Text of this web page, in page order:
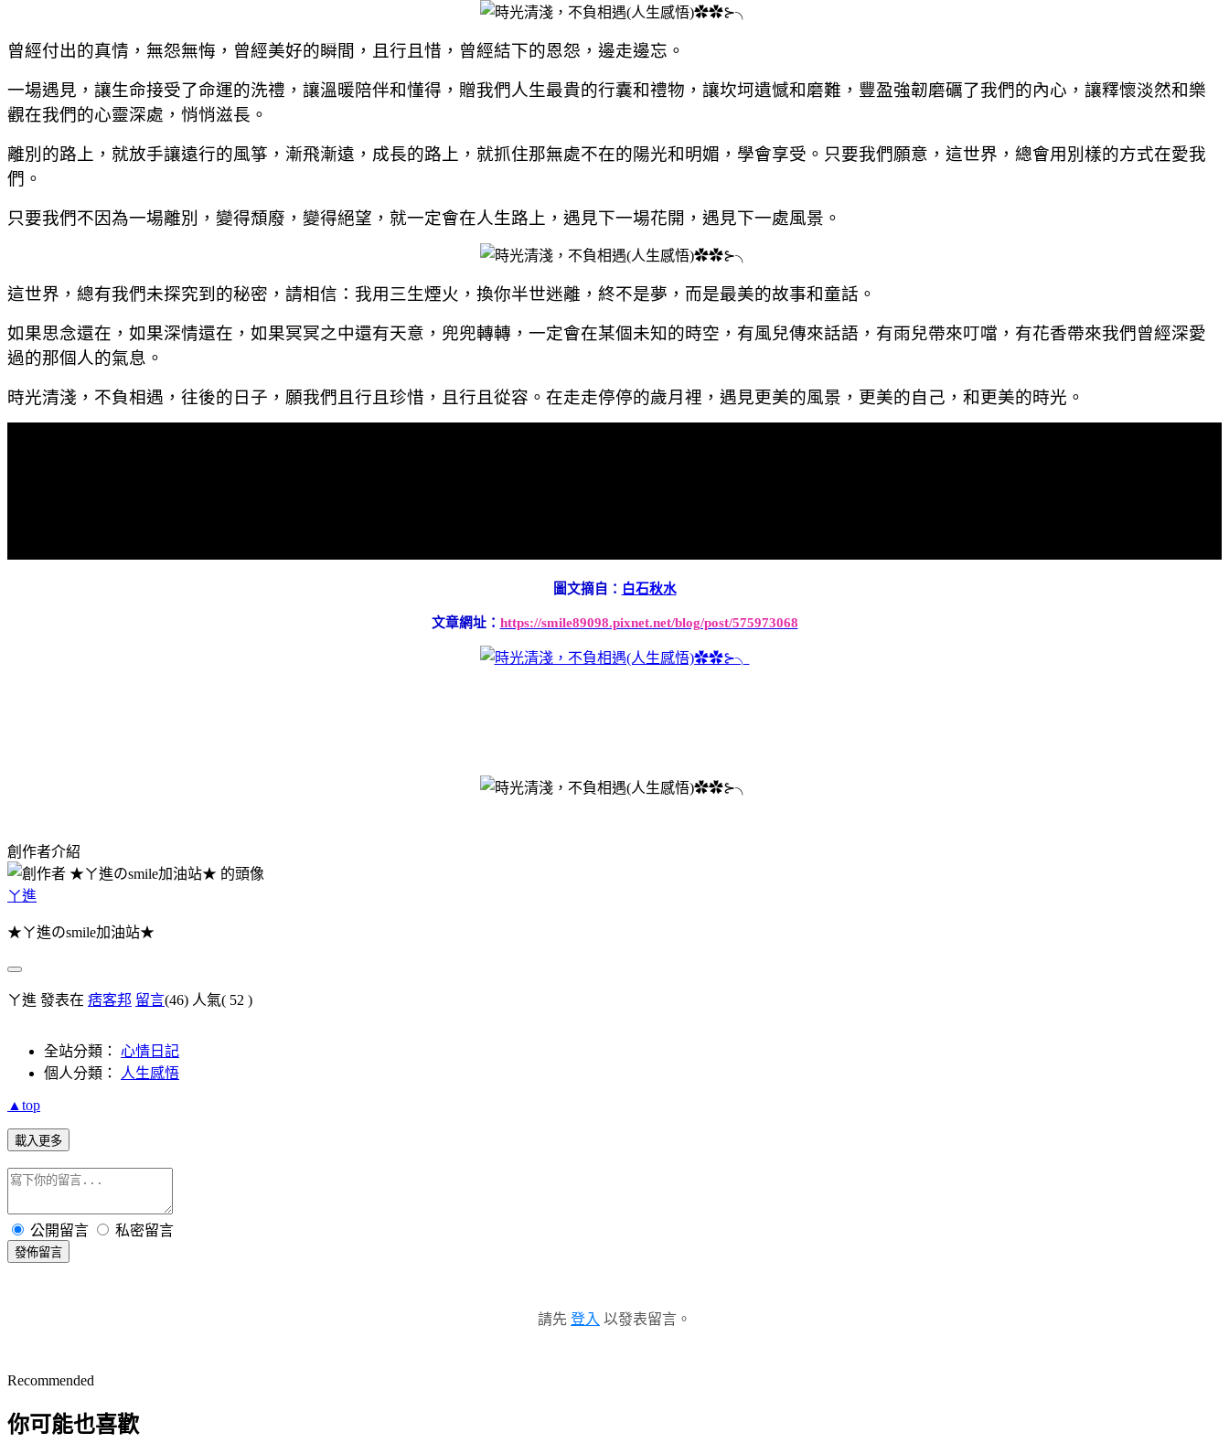
曾經付出的真情，無怨無悔，曾經美好的瞬間，且行且惜，曾經結下的恩怨，邊走邊忘。
一場遇見，讓生命接受了命運的洗禮，讓溫暖陪伴和懂得，贈我們人生最貴的行囊和禮物，讓坎坷遺憾和磨難，豐盈強韌磨礪了我們的內心，讓釋懷淡然和樂
觀在我們的心靈深處，悄悄滋長。
離別的路上，就放手讓遠行的風箏，漸飛漸遠，成長的路上，就抓住那無處不在的陽光和明媚，學會享受。只要我們願意，這世界，總會用別樣的方式在愛我
們。
只要我們不因為一場離別，變得頹廢，變得絕望，就一定會在人生路上，遇見下一場花開，遇見下一處風景。
這世界，總有我們未探究到的秘密，請相信：我用三生煙火，換你半世迷離，終不是夢，而是最美的故事和童話。
如果思念還在，如果深情還在，如果冥冥之中還有天意，兜兜轉轉，一定會在某個未知的時空，有風兒傳來話語，有雨兒帶來叮噹，有花香帶來我們曾經深愛
過的那個人的氣息。
時光清淺，不負相遇，往後的日子，願我們且行且珍惜，且行且從容。在走走停停的歲月裡，遇見更美的風景，更美的自己，和更美的時光。
圖文摘自： 白石秋水
文章網址： https://smile89098.pixnet.net/blog/post/575973068
創作者介紹
ㄚ進
★ㄚ進のsmile加油站★
ㄚ進 發表在 痞客邦 留言(46) 人氣( 52 )
全站分類： 心情日記
個人分類：
人生感悟
▲top
載入更多
公開留言 私密留言
發佈留言
請先 登入 以發表留言。
Recommended
你可能也喜歡